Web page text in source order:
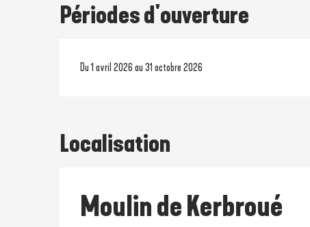
Périodes d'ouverture
Du 1 avril 2026 au 31 octobre 2026
Localisation
Moulin de Kerbroué